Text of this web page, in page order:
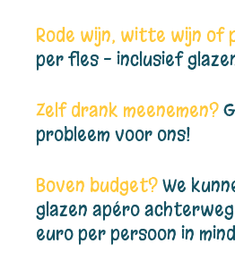
Rode wijn, witte wijn of
per fles – inclusief
Zelf drank meenemen?
probleem voor ons!
Boven budget?We
glazen apéro
euro per persoon in